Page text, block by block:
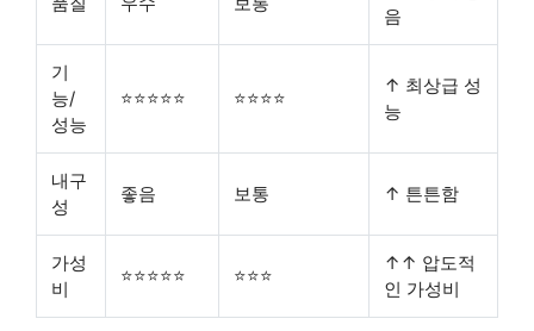
음
기
능/
성능
⭐⭐⭐⭐⭐ ⭐⭐⭐⭐
↑ 최상급 성
능
내구
성
좋음 보통 ↑ 튼튼함
가성
비
⭐⭐⭐⭐⭐ ⭐⭐⭐
↑↑ 압도적
인 가성비